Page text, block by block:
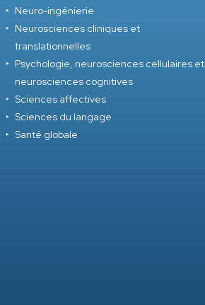
Neuro-ingénierie
Neurosciences cliniques et
translationnelles
Psychologie, neurosciences cellulaires et
neurosciences cognitives
Sciences affectives
Sciences du langage
Santé globale